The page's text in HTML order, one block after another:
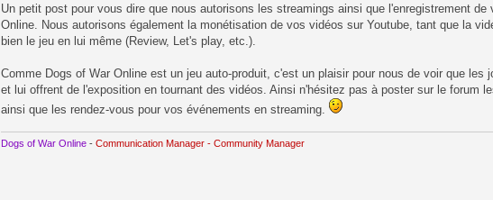
Un petit post pour vous dire que nous autorisons les streamings ainsi que l'enregistrement de
Online. Nous autorisons également la monétisation de vos vidéos sur Youtube, tant que la
bien le jeu en lui même (Review, Let's play, etc.).
Comme Dogs of War Online est un jeu auto-produit, c'est un plaisir pour nous de voir que les
et lui offrent de l'exposition en tournant des vidéos. Ainsi n'hésitez pas à poster sur le forum
ainsi que les rendez-vous pour vos événements en streaming.
Dogs of War Online -Communication Manager - Community Manager